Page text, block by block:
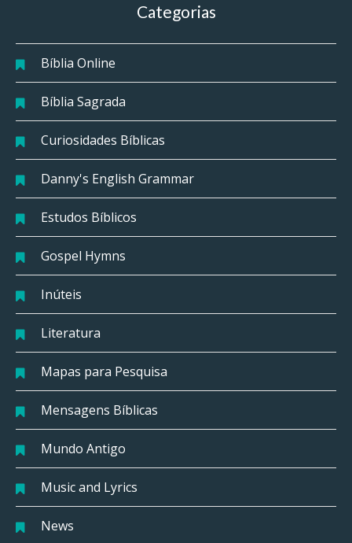
Categorias
Bíblia Online
Bíblia Sagrada
Curiosidades Bíblicas
Danny's English Grammar
Estudos Bíblicos
Gospel Hymns
Inúteis
Literatura
Mapas para Pesquisa
Mensagens Bíblicas
Mundo Antigo
Music and Lyrics
News